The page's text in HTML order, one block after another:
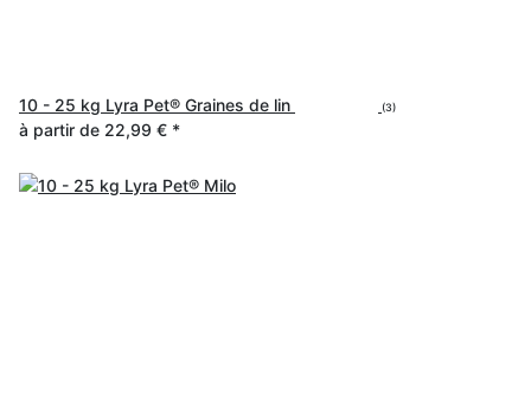
10 - 25 kg Lyra Pet® Graines de lin (3)
à partir de 22,99 € *